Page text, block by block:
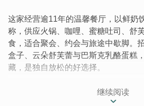
这家经营逾11年的温馨餐厅，以鲜奶
称，供应火锅、咖哩、蜜糖吐司、舒
食，适合聚会、约会与旅途中歇脚。
盒子、云朵舒芙蕾与巴斯克乳酪蛋糕
藏，是独自放松的好选择。
继续阅读